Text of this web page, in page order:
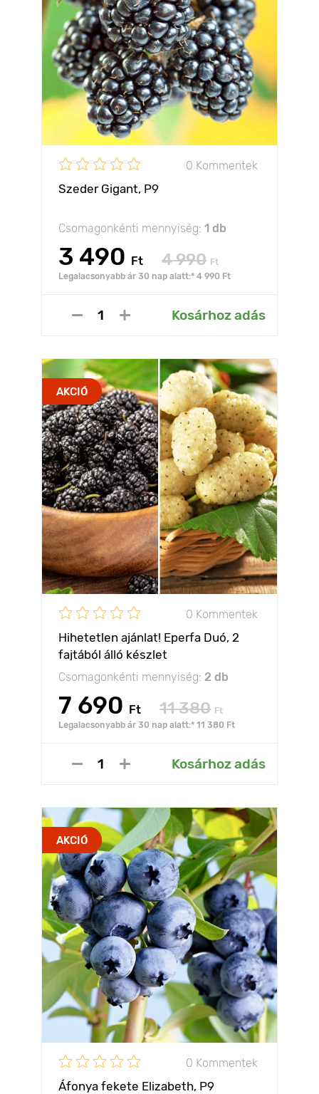
0 Kommentek
Szeder Gigant, Р9
Csomagonkénti mennyiség: 1 db
3 490 Ft 4 990 Ft
Legalacsonyabb ár 30 nap alatt:* 4 990 Ft
Kosárhoz adás
AKCIÓ
0 Kommentek
Hihetetlen ajánlat! Eperfa Duó, 2
fajtából álló készlet
Csomagonkénti mennyiség: 2 db
7 690 Ft 11 380 Ft
Legalacsonyabb ár 30 nap alatt:* 11 380 Ft
Kosárhoz adás
AKCIÓ
0 Kommentek
Áfonya fekete Elizabeth, P9